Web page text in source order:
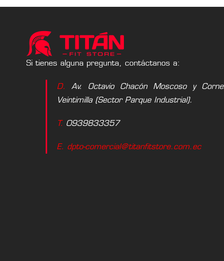
Si tienes alguna pregunta, contáctanos a:
D. Av. Octavio Chacón Moscoso y
Veintimilla (Sector Parque Industrial).
T. 0939833357
E. dpto-comercial@titanfitstore.com.ec